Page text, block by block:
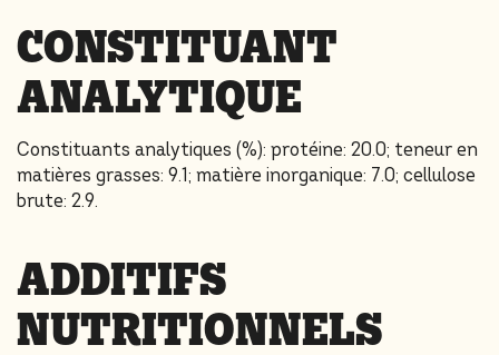
CONSTITUANT
ANALYTIQUE
Constituants analytiques (%): protéine: 20.0; teneur en
matières grasses: 9.1; matière inorganique: 7.0; cellulose
brute: 2.9.
ADDITIFS
NUTRITIONNELS